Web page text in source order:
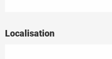
Localisation